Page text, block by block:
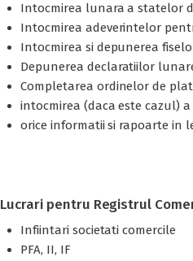
Intocmirea lunara a statelor
Intocmirea adeverintelor
Intocmirea si depunerea
Depunerea declaratiilor
Completarea ordinelor de
intocmirea (daca este cazul)
orice informatii si rapoarte in
Lucrari pentru Registrul
Infiintari societati comercile
PFA, II, IF